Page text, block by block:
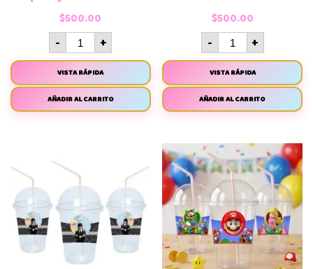
$500.00
- +
VISTA RÁPIDA
AÑADIR AL CARRITO
$500.00
- +
VISTA RÁPIDA
AÑADIR AL CARRITO